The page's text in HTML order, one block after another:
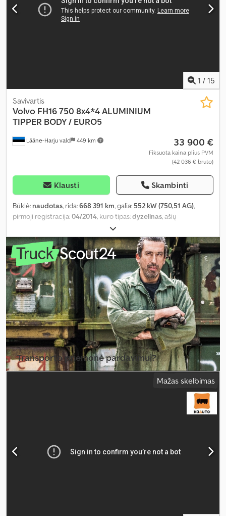
kontrolė, oro kondicionavimas, sėdynės šildytuvas,
1 / 15
Lääne-Harju vald 449 km
Savivartis
Volvo FH16 750 8x4*4 ALUMINIUM
TIPPER BODY / EURO5
33 900 €
Fiksuota kaina plius PVM
(42 036 € bruto)
Klausti Skambinti
Būklė: naudotas, rida:668 391 km, galia: 552 kW (750,51 AG),
pirmoji registracija:04/2014, kuro tipas:dyzelinas, ašių
3 700 mm
bako talpa:450 l, pavaros tipas:automatinis, emisijos klasė:Euro 6,
pakaba:
plienas-oras , bendras ilgis:9 160 mm, bendras plotis:
2 550 mm, bendras aukštis:3 570 mm, krovimo vietos ilgis:5 950
mm, krovinių skyriaus plotis: 2 410 mm, krovos erdvės aukštis:
1 290 mm, Gamybos metai: 2014, Įranga:autonominis šildytuvas,
centrinis užraktas, diferencialo užraktas, elektrinis langų
reguliavimas, elektriškai reguliuojamas veidrodis, kruizo
kontrolė, oro kondicionavimas, oro pagalvė, spoileris, sėdynės
šildytuvas,
Transporto priemonė pardavimui?
Mažas skelbimas